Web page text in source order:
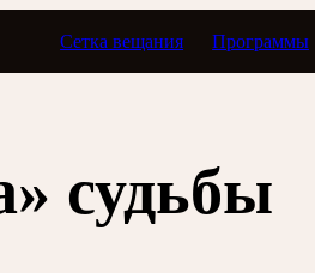
Сетка вещания Программы
Новости
судьбы